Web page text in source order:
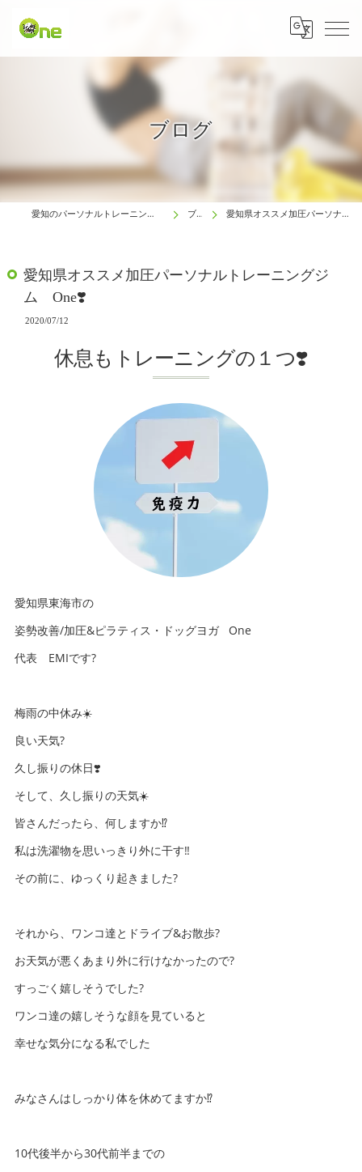
ブログ
愛知のパーソナルトレーニングは生涯動ける体研究所 One ブログ 愛知県オススメ加圧パーソナルトレーニングジム One❣️
愛知県オススメ加圧パーソナルトレーニングジ
ム One❣️
2020/07/12
休息もトレーニングの１つ❣️
愛知県東海市の
姿勢改善/加圧&ピラティス・ドッグヨガ One
代表 EMIです?
梅雨の中休み☀️
良い天気?
久し振りの休日❣️
そして、久し振りの天気☀️
皆さんだったら、何しますか⁉️
私は洗濯物を思いっきり外に干す‼️
その前に、ゆっくり起きました?
それから、ワンコ達とドライブ&お散歩?
お天気が悪くあまり外に行けなかったので?
すっごく嬉しそうでした?
ワンコ達の嬉しそうな顔を見ていると
幸せな気分になる私でした
みなさんはしっかり体を休めてますか⁉️
10代後半から30代前半までの